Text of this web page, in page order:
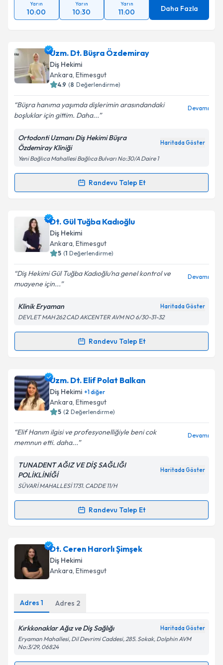
Yarın
10:00
Yarın
10:30
Yarın
11:00 Daha Fazla
Uzm. Dt. Büşra Özdemiray
Diş Hekimi
Ankara, Etimesgut
4.9 (8 Değerlendirme)
Büşra hanıma yaşımda dişlerimin arasındandaki
boşluklar için gittim. Daha...
Devamı
Ortodonti Uzmanı Diş Hekimi Büşra
Özdemiray Kliniği
Haritada Göster
Yeni Bağlıca Mahallesi Bağlıca Bulvarı No:30/A Daire 1
Randevu Talep Et
Randevu Takvimi Talebi
Uzm. Dt. Büşra Özdemirayiçin randevu takvimi
talebi oluşturun. Size bu uzmandan randevu almanız
için bir takvim hazırlandığında e-posta ile
bilgilendireceğiz.
E-posta Adresiniz
Kişisel verilerimin işlenmesine ilişkinAydınlatma
Metni'ni okudum ve kişisel verilerimin belirtilen
kapsamda işlenmesini kabul ediyorum.
Dt. Gül Tuğba Kadıoğlu
Diş Hekimi
Ankara, Etimesgut
5 (1 Değerlendirme)
Diş Hekimi Gül Tuğba Kadıoğlu’na genel kontrol ve
muayene için...
Devamı
Klinik Eryaman Haritada Göster
DEVLET MAH 262 CAD AKCENTER AVM NO 6/30-31-32
Randevu Talep Et
Randevu Takvimi Talebi
Dt. Gül Tuğba Kadıoğluiçin randevu takvimi talebi
oluşturun. Size bu uzmandan randevu almanız için bir
takvim hazırlandığında e-posta ile bilgilendireceğiz.
Kişisel verilerimin işlenmesine ilişkin
Aydınlatma
Metni
kapsamda işlenmesini kabul ediyorum.
Takvim Talebini Gönder
Uzm. Dt. Elif Polat Balkan
Diş Hekimi +1diğer
Ankara, Etimesgut
5 (2 Değerlendirme)
Elif Hanım ilgisi ve profesyonelliğiyle beni cok
memnun etti. daha...
Devamı
TUNADENT AĞIZ VE DİŞ SAĞLIĞI
POLİKLİNİĞİ
Haritada Göster
SÜVARİ MAHALLESİ 1731. CADDE 11/H
Randevu Talep Et
Randevu Takvimi Talebi
Uzm. Dt. Elif Polat Balkaniçin randevu takvimi
talebi oluşturun. Size bu uzmandan randevu almanız
için bir takvim hazırlandığında e-posta ile
bilgilendireceğiz.
Kişisel verilerimin işlenmesine ilişkin
Dt. Ceren Harorlı Şimşek
Diş Hekimi
Ankara, Etimesgut
Adres 1 Adres 2
Kırkkonaklar Ağız ve Diş Sağlığı Haritada Göster
Eryaman Mahallesi, Dil Devrimi Caddesi, 285. Sokak, Dolphin AVM
No:3/29, 06824